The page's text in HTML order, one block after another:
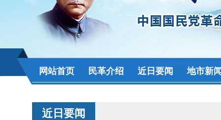
网站首页 民革介绍 近日要闻 地市新
近日要闻